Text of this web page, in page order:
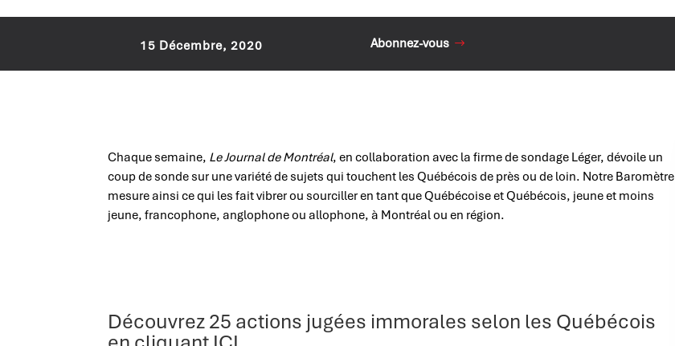
15 Décembre, 2020 Abonnez-vous
Chaque semaine, Le Journalde Montréal, en collaboration avec la firme de sondage Léger, dévoile un
coup de sonde sur une variété de sujets qui touchent les Québécois de près ou de loin. Notre Baromètre
mesure ainsi ce qui les fait vibrer ou sourciller en tant que Québécoise et Québécois, jeune et moins
jeune, francophone, anglophone ou allophone, à Montréal ou en région.
Découvrez 25 actions jugées immorales selon les Québécois